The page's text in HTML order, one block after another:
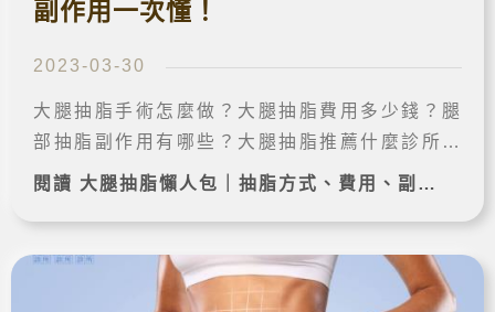
副作用一次懂！
2023-03-30
大腿抽脂手術怎麼做？大腿抽脂費用多少錢？腿
部抽脂副作用有哪些？大腿抽脂推薦什麼診所？
本文將詳細介紹大腿抽脂手術的相關知識與大腿
閱讀 大腿抽脂懶人包｜抽脂方式、費用、副作用一次懂！ 完整案例➔